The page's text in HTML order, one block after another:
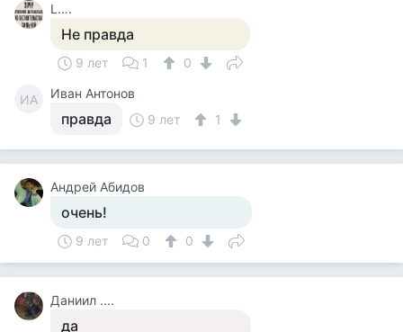
L….
Не правда
9 лет 1 0
ИА Иван Антонов
правда 9 лет 1
Андрей Абидов
очень!
9 лет 0 0
Даниил ....
да